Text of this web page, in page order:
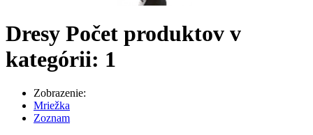
Dresy Počet produktov v
kategórii: 1
Zobrazenie:
Mriežka
Zoznam